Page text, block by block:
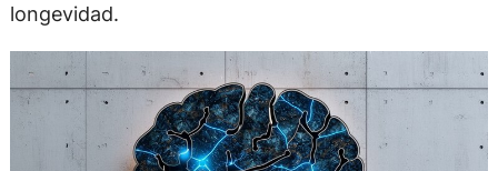
longevidad.